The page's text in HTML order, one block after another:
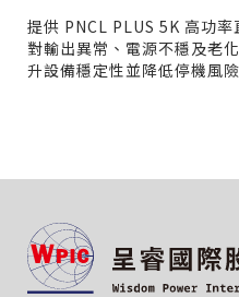
提供 PNCL PLUS 5K 高功
對輸出異常、電源不穩及老
升設備穩定性並降低停機風險